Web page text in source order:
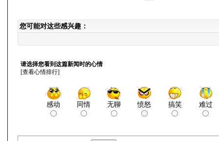
您可能对这些感兴趣：
请选择您看到这篇新闻时的心情
[查看心情排行]
感动 同情 无聊 愤怒 搞笑 难过